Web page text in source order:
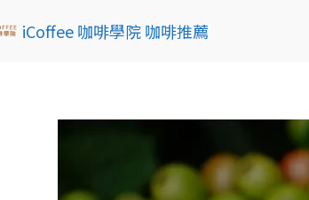
iCoffee 咖啡學院 咖啡推薦